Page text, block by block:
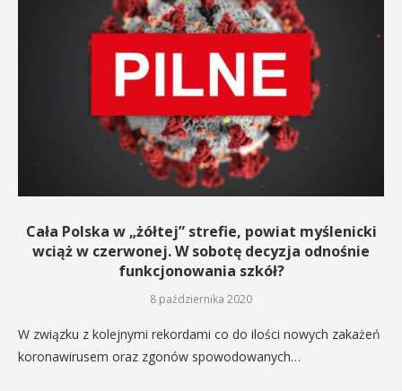
Cała Polska w „żółtej” strefie, powiat myślenicki
wciąż w czerwonej. W sobotę decyzja odnośnie
funkcjonowania szkół?
8 października 2020
W związku z kolejnymi rekordami co do ilości nowych zakażeń
koronawirusem oraz zgonów spowodowanych…